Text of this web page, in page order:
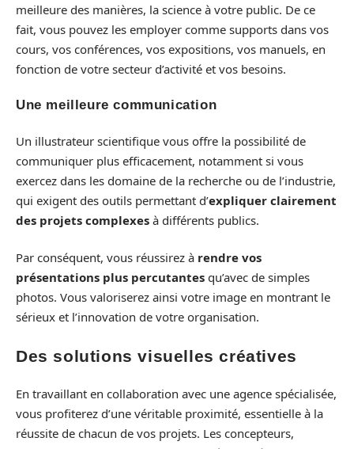
meilleure des manières, la science à votre public. De ce
fait, vous pouvez les employer comme supports dans vos
cours, vos conférences, vos expositions, vos manuels, en
fonction de votre secteur d’activité et vos besoins.
Une meilleure communication
Un illustrateur scientifique vous offre la possibilité de
communiquer plus efficacement, notamment si vous
exercez dans les domaine de la recherche ou de l’industrie,
qui exigent des outils permettant d’expliquer clairement
des projets complexes à différents publics.
Par conséquent, vous réussirez à rendre vos
présentations plus percutantes qu’avec de simples
photos. Vous valoriserez ainsi votre image en montrant le
sérieux et l’innovation de votre organisation.
Des solutions visuelles créatives
En travaillant en collaboration avec une agence spécialisée,
vous profiterez d’une véritable proximité, essentielle à la
réussite de chacun de vos projets. Les concepteurs,